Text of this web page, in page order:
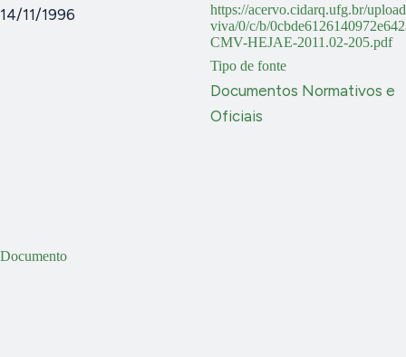
Documento
14/11/1996
https://acervo.cidarq.ufg.br/
viva/0/c/b/
CMV-HEJAE-2011.02-205.pdf
Tipo de fonte
Documentos Normativos e
Oficiais